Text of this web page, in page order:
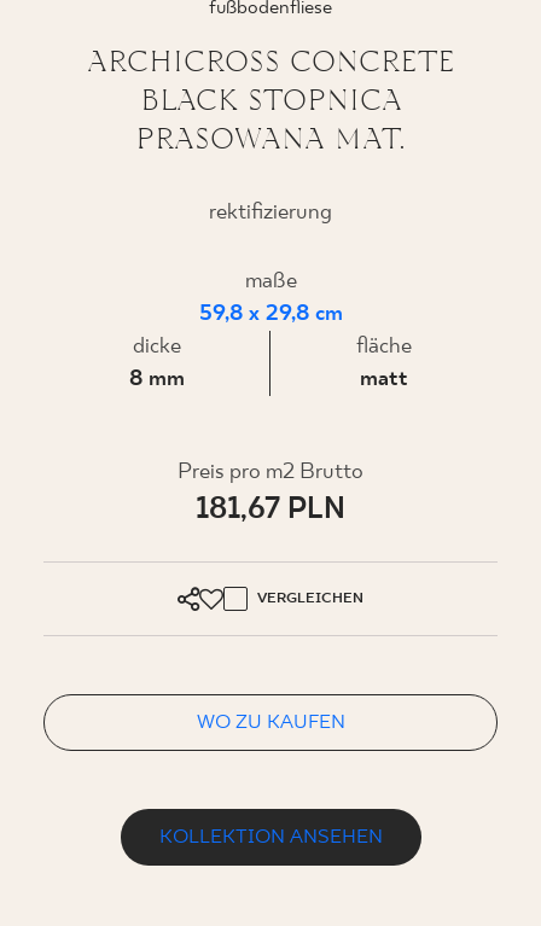
WO ZU KAUFEN
fußbodenfliese
ARCHICROSS CONCRETE
BLACK STOPNICA
PRASOWANA MAT.
rektifizierung
maße
59,8 x 29,8 cm
dicke
8 mm
fläche
matt
Preis pro m2 Brutto
181,67 PLN
VERGLEICHEN
WO ZU KAUFEN
KOLLEKTION ANSEHEN